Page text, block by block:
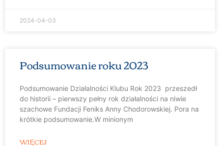
2024-04-03
Podsumowanie roku 2023
Podsumowanie Działalności Klubu Rok 2023 przeszedł
do historii – pierwszy pełny rok działalności na niwie
szachowe Fundacji Feniks Anny Chodorowskiej. Pora na
krótkie podsumowanie.W minionym
WIĘCEJ